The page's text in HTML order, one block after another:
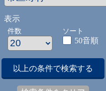
表示
件数 ソート
50音順
以上の条件で検索する